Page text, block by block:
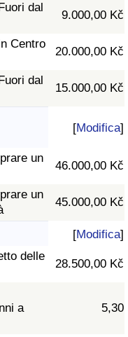
dal
9.000,00 Kč
Centro
20.000,00 Kč
dal
15.000,00 Kč
[Modifica]
un
46.000,00 Kč
un
45.000,00 Kč
[Modifica]
delle
28.500,00 Kč
a
5,30